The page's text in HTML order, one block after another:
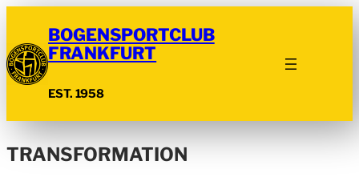
BOGENSPORTCLUB
FRANKFURT
EST. 1958
TRANSFORMATION